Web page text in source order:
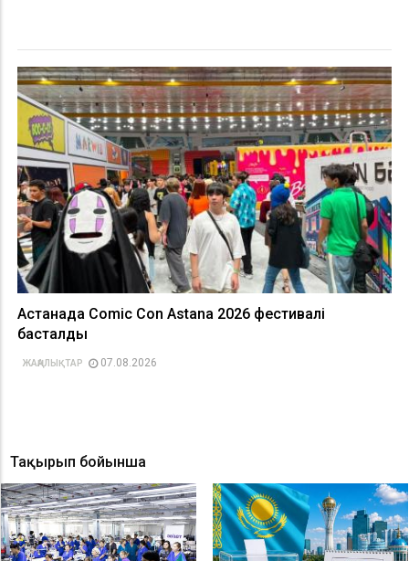
Астанада Comic Con Astana 2026 фестивалі
басталды
ЖАҢАЛЫҚТАР 07.08.2026
Тақырып бойынша